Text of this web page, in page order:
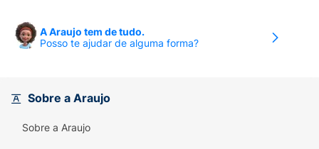
A Araujo tem de tudo.
Posso te ajudar de alguma forma?
Sobre a Araujo
Sobre a Araujo